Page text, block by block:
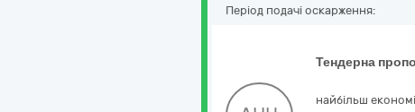
Період подачі оскарження:
Тендерна
найбільш